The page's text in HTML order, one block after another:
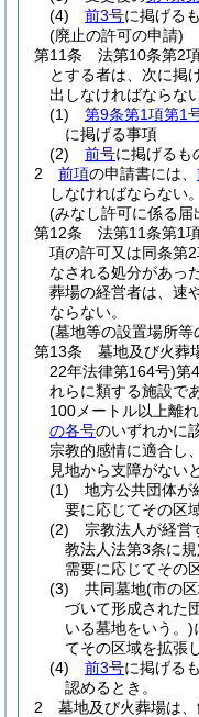
(4)
前3号に掲げる
(廃止の許可の申請)
第11条
法第10条第2
とする者は、次に掲
出しなければならない
(1)
第9条第1項第1
に掲げる事項
(2)
前号に掲げるも
2
前項の申請書には、
しなければならない。
(みなし許可に係る届
第12条
法第11条第1
項の許可又は同条第
なされる処分があっ
葬場の経営者は、速
ならない。
(墓地等の設置場所等
第13条
墓地及び火葬
22年法律第164号)第
れらに類する施設で
100メートル以上離
の各号のいずれかに
宗教的感情に適合し
見地から支障がない
(1)
地方公共団体が
要に応じてその区
(2)
宗教法人が経営
教法人法第3条に
需要に応じてその
(3)
共同墓地(市の
づいて形成された
いる墓地をいう。)
てその区域を拡張
(4)
前3号に掲げる
認めるとき。
2
墓地及び火葬場は